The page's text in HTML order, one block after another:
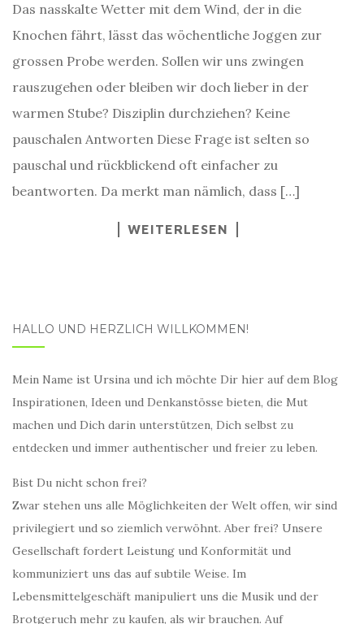
Das nasskalte Wetter mit dem Wind, der in die
Knochen fährt, lässt das wöchentliche Joggen zur
grossen Probe werden. Sollen wir uns zwingen
rauszugehen oder bleiben wir doch lieber in der
warmen Stube? Disziplin durchziehen? Keine
pauschalen Antworten Diese Frage ist selten so
pauschal und rückblickend oft einfacher zu
beantworten. Da merkt man nämlich, dass […]
WEITERLESEN
HALLO UND HERZLICH WILLKOMMEN!
Mein Name ist Ursina und ich möchte Dir hier auf dem Blog
Inspirationen, Ideen und Denkanstösse bieten, die Mut
machen und Dich darin unterstützen, Dich selbst zu
entdecken und immer authentischer und freier zu leben.
Bist Du nicht schon frei?
Zwar stehen uns alle Möglichkeiten der Welt offen, wir sind
privilegiert und so ziemlich verwöhnt. Aber frei? Unsere
Gesellschaft fordert Leistung und Konformität und
kommuniziert uns das auf subtile Weise. Im
Lebensmittelgeschäft manipuliert uns die Musik und der
Brotgeruch mehr zu kaufen, als wir brauchen. Auf